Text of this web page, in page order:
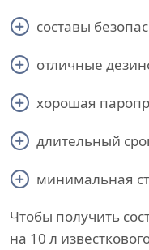
составы
отличные
хорошая
длительный
минимальная
Чтобы получить
на 10 л